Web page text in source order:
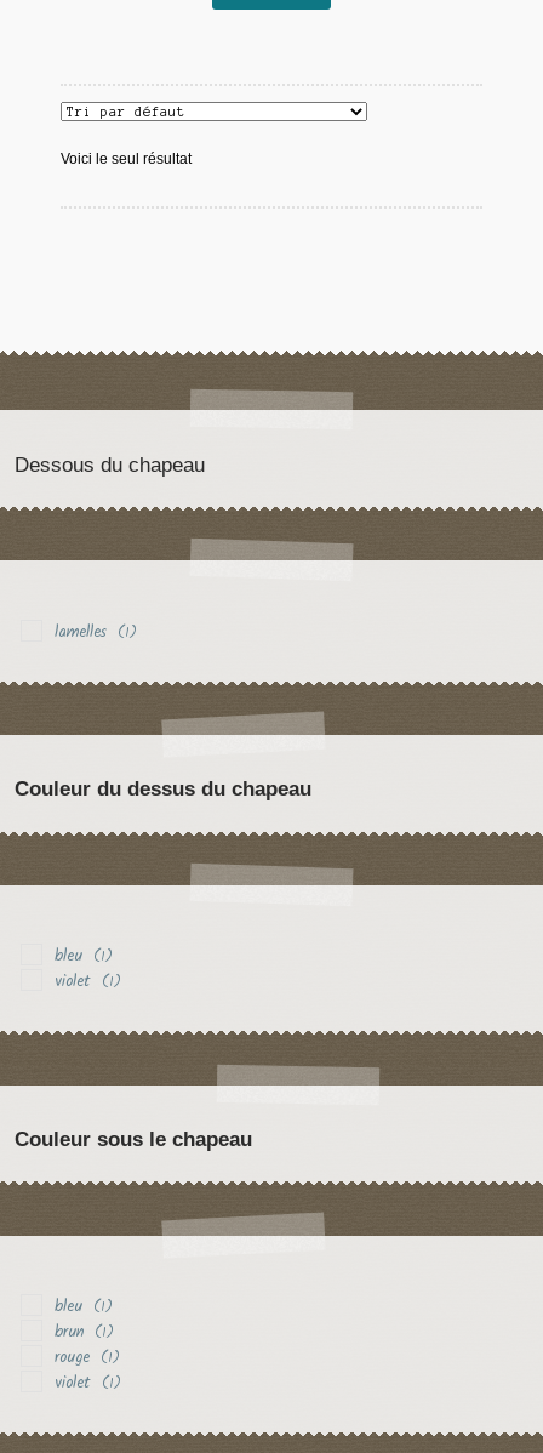
Voici le seul résultat
Dessous du chapeau
lamelles (1)
Couleur du dessus du chapeau
bleu (1)
violet (1)
Couleur sous le chapeau
bleu (1)
brun (1)
rouge (1)
violet (1)